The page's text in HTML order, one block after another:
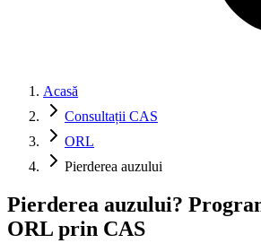
Acasă
Consultații CAS
ORL
Pierderea auzului
Pierderea auzului?
ORL prin CAS